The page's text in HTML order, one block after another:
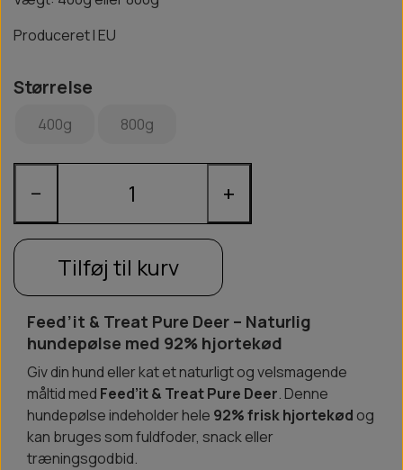
Produceret I EU
Størrelse
400g 800g
− +
Tilføj til kurv
Feed’it & Treat Pure Deer – Naturlig
hundepølse med 92% hjortekød
Giv din hund eller kat et naturligt og velsmagende
måltid med Feed’it & Treat Pure Deer. Denne
hundepølse indeholder hele 92% frisk hjortekød og
kan bruges som fuldfoder, snack eller
træningsgodbid.